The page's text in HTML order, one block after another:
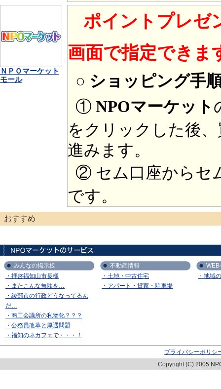
ＮＰＯマーケット
モール
ポイントプレゼ
画面で指定できま
○ ショッピング手
① NPOマーケット
をクリックした後
進みます。
② セム口座からセ
です。
おすすめ
みんなの掲示板
・拝啓福知山市長様
・またこんな無駄を…
・綾部市の行政どうなってるん
だ…
・商工会議所の私物化？？？
・公務員改革と厚遇問題
・福知のネカフェで・・・！
不動産情報
・土地・中古住宅
・アパート・貸家・駐車場
WEB
・地域
プライバシーポリシ
Copyright (C) 2005